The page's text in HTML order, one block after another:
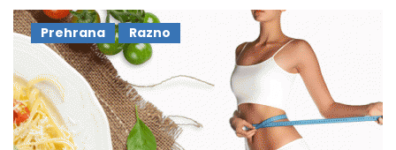
Prehrana Razno